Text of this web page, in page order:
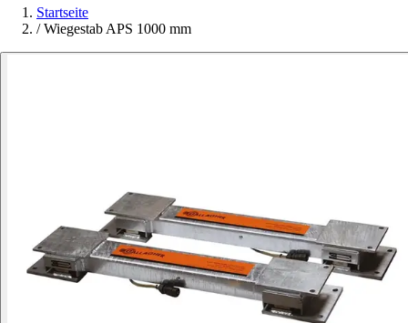
Startseite
/ Wiegestab APS 1000 mm